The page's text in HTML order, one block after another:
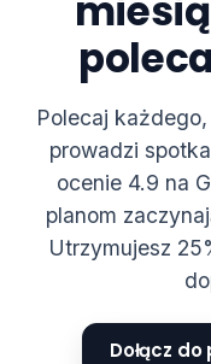
Polecaj
prowadzi
ocenie 4.9 na
planom
Utrzymujesz
Dołącz